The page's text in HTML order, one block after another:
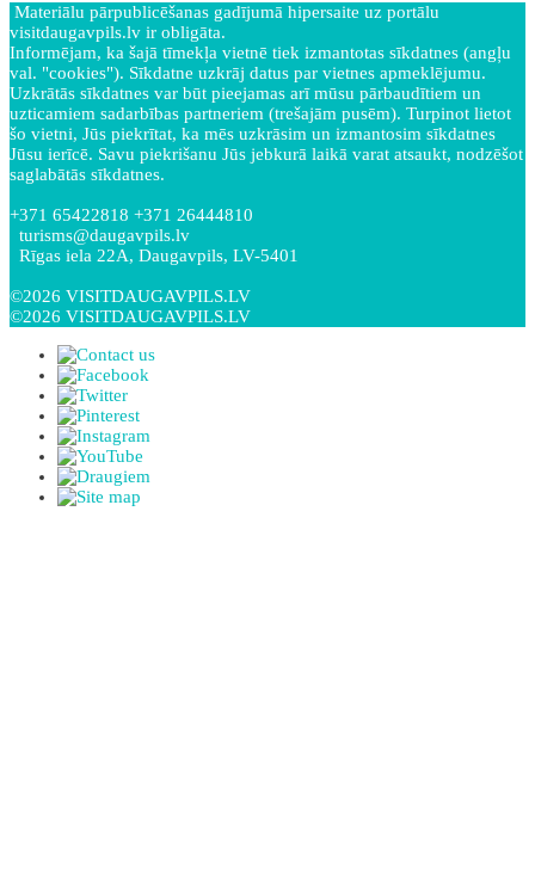
Materiālu pārpublicēšanas gadījumā hipersaite uz portālu
visitdaugavpils.lv ir obligāta.
Informējam, ka šajā tīmekļa vietnē tiek izmantotas sīkdatnes (angļu
val. "cookies"). Sīkdatne uzkrāj datus par vietnes apmeklējumu.
Uzkrātās sīkdatnes var būt pieejamas arī mūsu pārbaudītiem un
uzticamiem sadarbības partneriem (trešajām pusēm). Turpinot lietot
šo vietni, Jūs piekrītat, ka mēs uzkrāsim un izmantosim sīkdatnes
Jūsu ierīcē. Savu piekrišanu Jūs jebkurā laikā varat atsaukt, nodzēšot
saglabātās sīkdatnes.
+371 65422818 +371 26444810
turisms@daugavpils.lv
Rīgas iela 22A, Daugavpils, LV-5401
©2026 VISITDAUGAVPILS.LV
©2026 VISITDAUGAVPILS.LV